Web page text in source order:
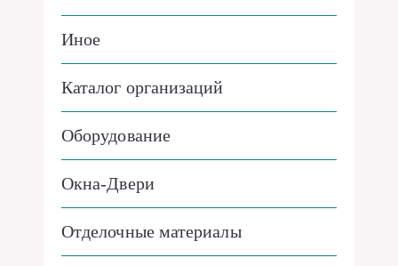
Иное
Каталог организаций
Оборудование
Окна-Двери
Отделочные материалы